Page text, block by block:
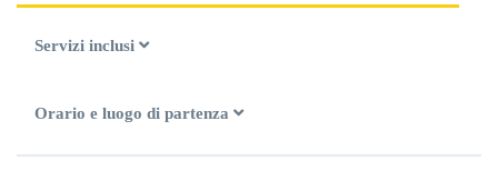
Servizi inclusi
Orario e luogo di partenza